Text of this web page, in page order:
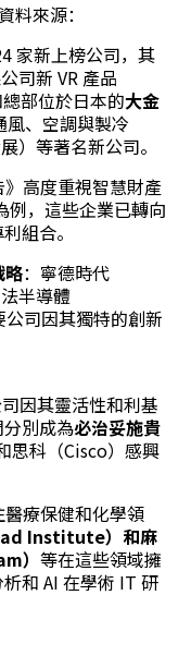
料來源：
家新上榜公司，其
司新 VR 產品
部位於日本的大金
風、空調與製冷
）等著名新公司。
》高度重視智慧財產
例，這些企業已轉向
組合。
略：寧德時代
半導體
司因其獨特的創新
因其靈活性和利基
別成為必治妥施貴
思科（Cisco）感興
療保健和化學領
Institute）和麻
） 等在這些領域擁
和 AI 在學術 IT 研